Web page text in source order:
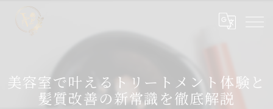
美容室で叶えるトリートメント体験と
髪質改善の新常識を徹底解説